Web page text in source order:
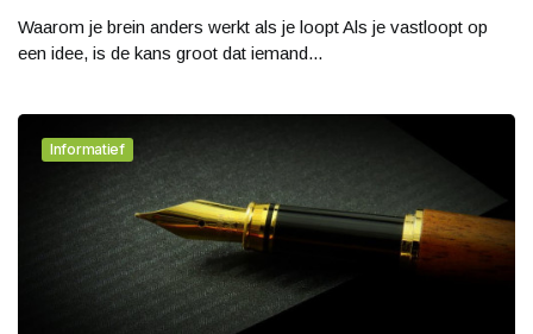
Waarom je brein anders werkt als je loopt Als je vastloopt op
een idee, is de kans groot dat iemand...
Informatief